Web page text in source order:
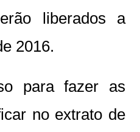
liberados a
2016.
para fazer as
no extrato de